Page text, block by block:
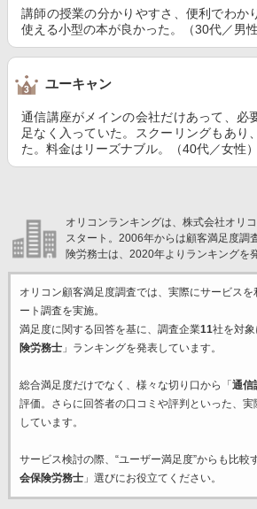
講師の授業の分かりやすさ、便利でわか
使える小型の本が良かった。（30代／男性
ユーキャン
通信講座がメインの会社だけあって、必
足なく入っていた。スクーリングもあり
た。料金はリーズナブル。（40代／女性）
オリコンランキングは、株式会社オリ
スタート。2006年からは顧客満足度調
険労務士は、2020年よりランキングを
オリコン顧客満足度調査では、実際にサービスを
ート調査を実施。
満足度に関する回答を基に、調査企業11社を対象
険労務士」ランキングを発表しています。
総合満足度だけでなく、様々な切り口から「 通信
評価。さらに回答者の口コミや評判といった、
しています。
サービス検討の際、“ユーザー満足度”からも比較
会保険労務士」選びにお役立てください。